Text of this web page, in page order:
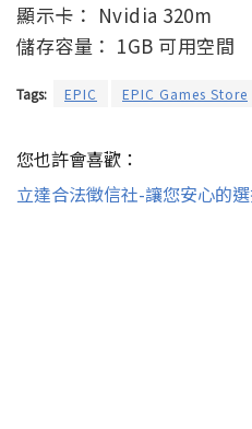
顯示卡： Nvidia 320m
儲存容量： 1GB 可用空間
Tags: EPIC EPIC Games Store
您也許會喜歡：
立達合法徵信社-讓您安心的